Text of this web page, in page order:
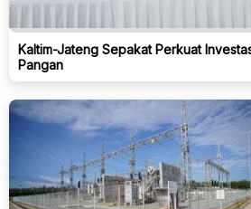
Kaltim-Jateng Sepakat Perkuat
Pangan